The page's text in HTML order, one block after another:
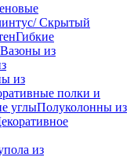
Скрытый
Гибкие
Вазоны из
из
полки и
углыПолуколонны из
из